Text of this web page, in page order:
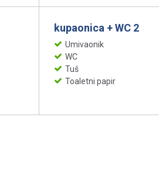
kupaonica + WC 2
Umivaonik
WC
Tuš
Toaletni papir